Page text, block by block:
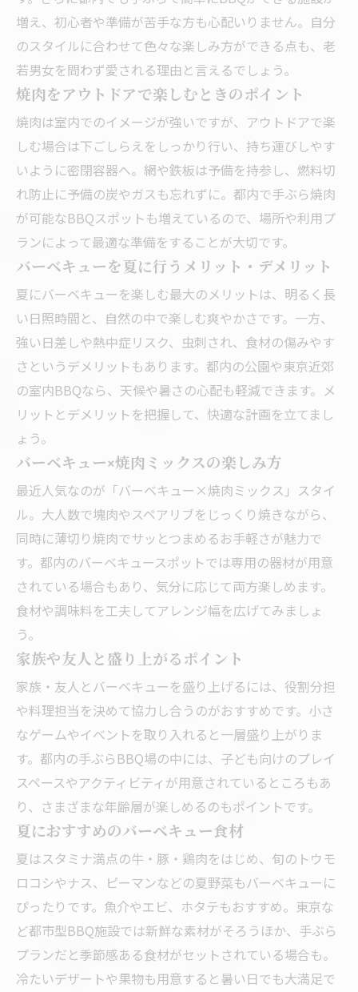
増え、初心者や準備が苦手な方も心配いりません。自分
のスタイルに合わせて色々な楽しみ方ができる点も、老
若男女を問わず愛される理由と言えるでしょう。
焼肉をアウトドアで楽しむときのポイント
焼肉は室内でのイメージが強いですが、アウトドアで楽
しむ場合は下ごしらえをしっかり行い、持ち運びしやす
いように密閉容器へ。網や鉄板は予備を持参し、燃料切
れ防止に予備の炭やガスも忘れずに。都内で手ぶら焼肉
が可能なBBQスポットも増えているので、場所や利用プ
ランによって最適な準備をすることが大切です。
バーベキューを夏に行うメリット・デメリット
夏にバーベキューを楽しむ最大のメリットは、明るく長
い日照時間と、自然の中で楽しむ爽やかさです。一方、
強い日差しや熱中症リスク、虫刺され、食材の傷みやす
さというデメリットもあります。都内の公園や東京近郊
の室内BBQなら、天候や暑さの心配も軽減できます。メ
リットとデメリットを把握して、快適な計画を立てまし
ょう。
バーベキュー×焼肉ミックスの楽しみ方
最近人気なのが「バーベキュー×焼肉ミックス」スタイ
ル。大人数で塊肉やスペアリブをじっくり焼きながら、
同時に薄切り焼肉でサッとつまめるお手軽さが魅力で
す。都内のバーベキュースポットでは専用の器材が用意
されている場合もあり、気分に応じて両方楽しめます。
食材や調味料を工夫してアレンジ幅を広げてみましょ
う。
家族や友人と盛り上がるポイント
家族・友人とバーベキューを盛り上げるには、役割分担
や料理担当を決めて協力し合うのがおすすめです。小さ
なゲームやイベントを取り入れると一層盛り上がりま
す。都内の手ぶらBBQ場の中には、子ども向けのプレイ
スペースやアクティビティが用意されているところもあ
り、さまざまな年齢層が楽しめるのもポイントです。
夏におすすめのバーベキュー食材
夏はスタミナ満点の牛・豚・鶏肉をはじめ、旬のトウモ
ロコシやナス、ピーマンなどの夏野菜もバーベキューに
ぴったりです。魚介やエビ、ホタテもおすすめ。東京な
ど都市型BBQ施設では新鮮な素材がそろうほか、手ぶら
プランだと季節感ある食材がセットされている場合も。
冷たいデザートや果物も用意すると暑い日でも大満足で